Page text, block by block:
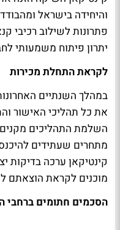
והיחידה בישראל
פתרונות לשילוב רכיבי
יתרון פיתוח משמעותי
לקראת התחלת מכירות
השלמת התהליכים
מתחרים שעתידים
קינטיקאן ערכה בדיקות
מוכנים לקראת הוצאתם
הסכמים חתומים ברחבי